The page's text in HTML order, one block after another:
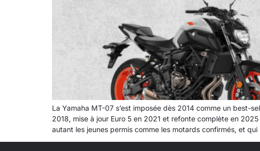
La Yamaha MT-07 s’est imposée dès 2014 comme un best-
2018, mise à jour Euro 5 en 2021 et refonte complète en
autant les jeunes permis comme les motards confirmés, et